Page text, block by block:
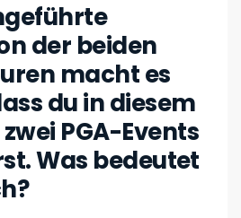
der beiden
macht es
du in diesem
PGA-Events
Was bedeutet